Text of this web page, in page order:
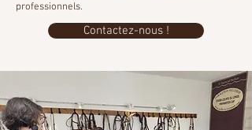
professionnels.
Contactez-nous !